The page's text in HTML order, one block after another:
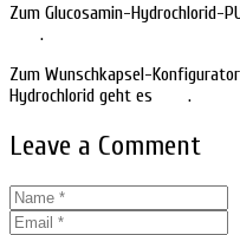
Zum Glucosamin-Hydrochlorid-
.
Zum Wunschkapsel-
Hydrochlorid geht es
.
Leave a Comment